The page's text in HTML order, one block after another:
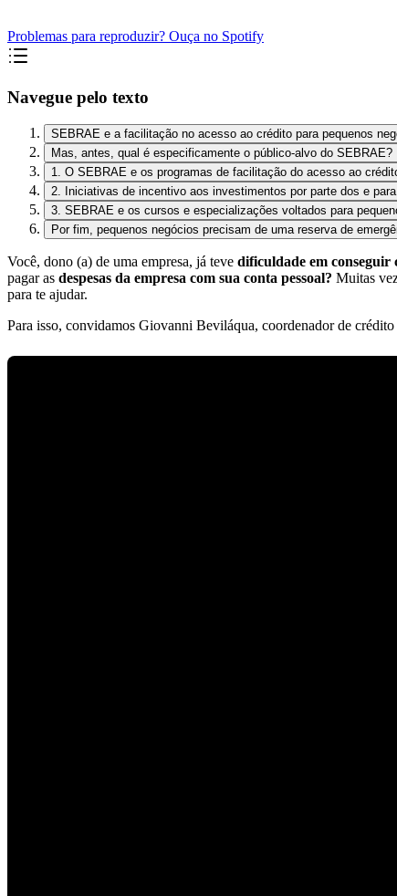
Problemas para reproduzir? Ouça no Spotify
Navegue pelo texto
SEBRAE e a facilitação no acesso ao crédito para pequenos
Mas, antes, qual é especificamente o público-alvo do SEBRAE?
1. O SEBRAE e os programas de facilitação do acesso ao
2. Iniciativas de incentivo aos investimentos por parte dos e
3. SEBRAE e os cursos e especializações voltados para
Por fim, pequenos negócios precisam de uma reserva de
Você, dono (a) de uma empresa, já teve dificuldade em conseguir
pagar as despesas da empresa com sua conta pessoal? Muitas
para te ajudar.
Para isso, convidamos Giovanni Beviláqua, coordenador de